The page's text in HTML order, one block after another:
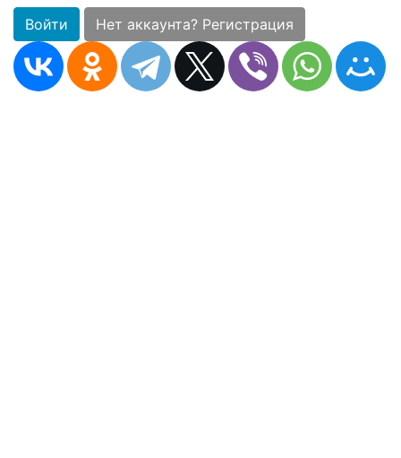
Войти Нет аккаунта? Регистрация